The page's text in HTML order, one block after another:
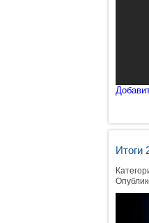
Итоги